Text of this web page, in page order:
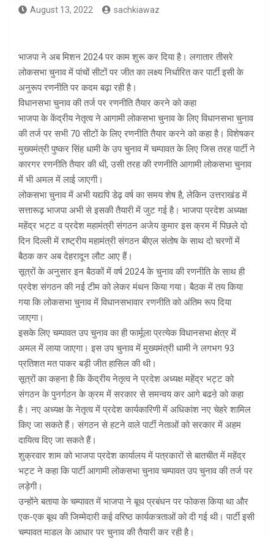
August 13, 2022 sachkiawaz
भाजपा ने अब मिशन 2024 पर काम शुरू कर दिया है। लगातार तीसरे
लोकसभा चुनाव में पांचों सीटों पर जीत का लक्ष्य निर्धारित कर पार्टी इसी के
अनुरूप रणनीति पर कदम बढ़ा रही है।
विधानसभा चुनाव की तर्ज पर रणनीति तैयार करने को कहा
भाजपा के केंद्रीय नेतृत्व ने आगामी लोकसभा चुनाव के लिए विधानसभा चुनाव
की तर्ज पर सभी 70 सीटों के लिए रणनीति तैयार करने को कहा है। विशेषकर
मुख्यमंत्री पुष्कर सिंह धामी के उप चुनाव में चम्पावत के लिए जिस तरह पार्टी ने
कारगर रणनीति तैयार की थी, उसी तरह की रणनीति आगामी लोकसभा चुनाव
में भी अमल में लाई जाएगी।
लोकसभा चुनाव में अभी यद्यपि डेढ़ वर्ष का समय शेष है, लेकिन उत्तराखंड में
सत्तारूढ़ भाजपा अभी से इसकी तैयारी में जुट गई है। भाजपा प्रदेश अध्यक्ष
महेंद्र भट्ट व प्रदेश महामंत्री संगठन अजेय कुमार इस क्रम में पिछले दो
दिन दिल्ली में राष्ट्रीय महामंत्री संगठन बीएल संतोष के साथ दो चरणों में
बैठक कर अब देहरादून लौट आए हैं।
सूत्रों के अनुसार इन बैठकों में वर्ष 2024 के चुनाव की रणनीति के साथ ही
प्रदेश संगठन की नई टीम को लेकर मंथन किया गया। बैठक में तय किया
गया कि लोकसभा चुनाव में विधानसभावार रणनीति को अंतिम रूप दिया
जाएगा।
इसके लिए चम्पावत उप चुनाव का ही फार्मूला प्रत्येक विधानसभा क्षेत्र में
अमल में लाया जाएगा। इस उप चुनाव में मुख्यमंत्री धामी ने लगभग 93
प्रतिशत मत पाकर बड़ी जीत हासिल की थी।
सूत्रों का कहना है कि केंद्रीय नेतृत्व ने प्रदेश अध्यक्ष महेंद्र भट्ट को
संगठन के पुनर्गठन के क्रम में सरकार से समन्वय कर आगे बढऩे को कहा
है। नए अध्यक्ष के नेतृत्व में प्रदेश कार्यकारिणी में अधिकांश नए चेहरे शामिल
किए जा सकते हैं। संगठन से हटने वाले पार्टी नेताओं को सरकार में अहम
दायित्व दिए जा सकते हैं।
शुक्रवार शाम को भाजपा प्रदेश कार्यालय में पत्रकारों से बातचीत में महेंद्र
भट्ट ने कहा कि पार्टी आगामी लोकसभा चुनाव चम्पावत उप चुनाव की तर्ज पर
लड़ेगी।
उन्होंने बताया के चम्पावत में भाजपा ने बूथ प्रबंधन पर फोकस किया था और
एक-एक बूथ की जिम्मेदारी कई वरिष्ठ कार्यकत्र्ताओं को दी गई थी। पार्टी इसी
चम्पावत माडल के आधार पर चुनाव की तैयारी कर रही है।